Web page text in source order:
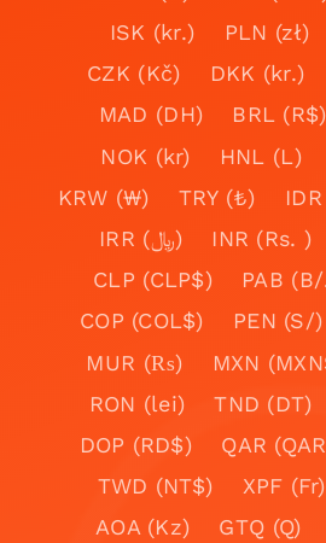
ISK (kr.)
PLN (zł)
CZK (Kč)
DKK (kr.)
MAD (DH)
BRL (R$)
NOK (kr)
HNL (L)
KRW (₩)
TRY (₺)
IRR (﷼)
INR (Rs. )
CLP (CLP$)
PAB
COP (COL$)
PEN (S/)
MUR (₨)
MXN
RON (lei)
TND (DT)
DOP (RD$)
QAR
TWD (NT$)
XPF (Fr)
AOA (Kz)
GTQ (Q)